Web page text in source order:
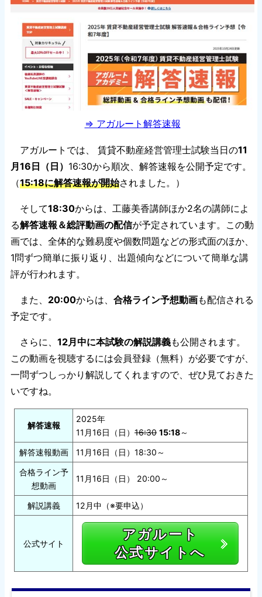
⇒ アガルート解答速報
アガルートでは、 賃貸不動産経営管理士試験当日の11
月16日（日） 16:30から順次、解答速報を公開予定です。
（15:18に解答速報が開始されました。）
そして18:30からは、工藤美香講師ほか2名の講師によ
る解答速報＆総評動画の配信が予定されています。この動
画では、全体的な難易度や個数問題などの形式面のほか、
1問ずつ簡単に振り返り、出題傾向などについて簡単な講
評が行われます。
また、 20:00からは、 合格ライン予想動画も配信される
予定です。
さらに、 12月中に本試験の解説講義も公開されます。
この動画を視聴するには会員登録（無料）が必要ですが、
一問ずつしっかり解説してくれますので、ぜひ見ておきた
いですね。
解答速報
2025年
11月16日（日） 16:30 15:18～
解答速報動画
11月16日（日）18:30～
合格ライン予
想動画
11月16日（日） 20:00～
解説講義 12月中（※要申込）
公式サイト
アガルート
公式サイトへ